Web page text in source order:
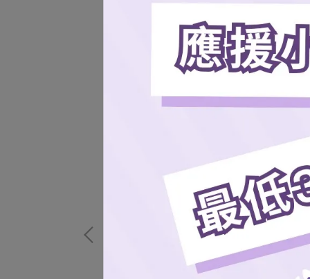
桃氣女孩小卡吊飾